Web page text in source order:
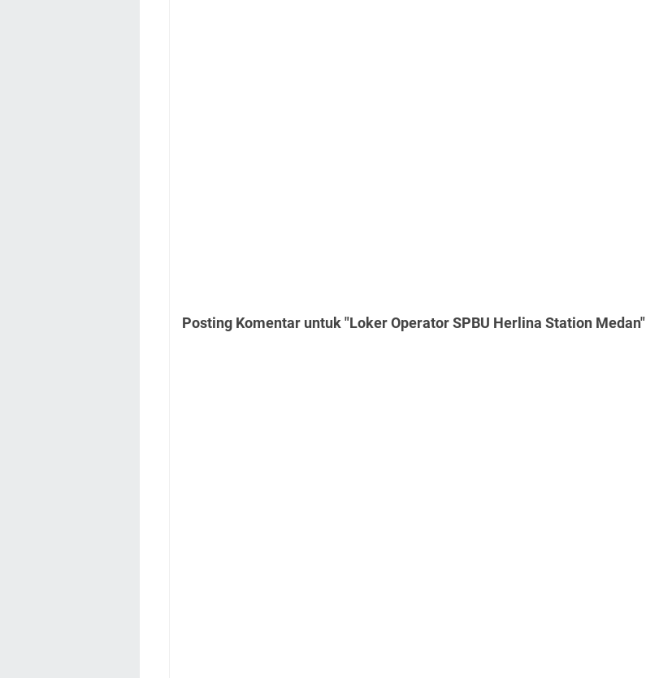
Posting Komentar untuk "Loker Operator SPBU Herlina Station Medan"